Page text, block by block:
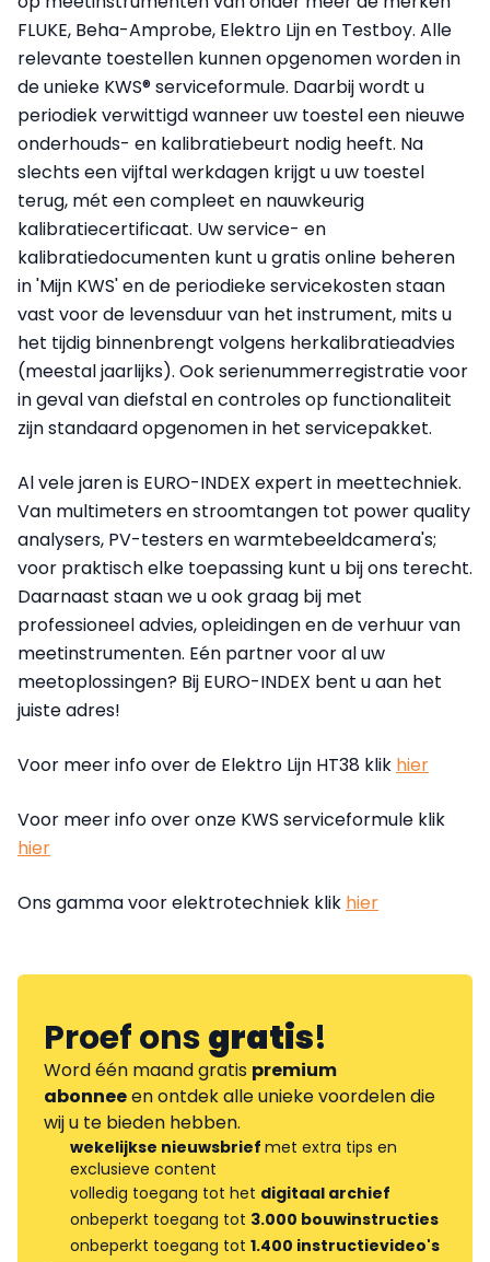
FLUKE, Beha-Amprobe, Elektro Lijn en Testboy. Alle
relevante toestellen kunnen opgenomen worden in
de unieke KWS® serviceformule. Daarbij wordt u
periodiek verwittigd wanneer uw toestel een nieuwe
onderhouds- en kalibratiebeurt nodig heeft. Na
slechts een vijftal werkdagen krijgt u uw toestel
terug, mét een compleet en nauwkeurig
kalibratiecertificaat. Uw service- en
kalibratiedocumenten kunt u gratis online beheren
in 'Mijn KWS' en de periodieke servicekosten staan
vast voor de levensduur van het instrument, mits u
het tijdig binnenbrengt volgens herkalibratieadvies
(meestal jaarlijks). Ook serienummerregistratie voor
in geval van diefstal en controles op functionaliteit
zijn standaard opgenomen in het servicepakket.
Al vele jaren is EURO-INDEX expert in meettechniek.
Van multimeters en stroomtangen tot power quality
analysers, PV-testers en warmtebeeldcamera's;
voor praktisch elke toepassing kunt u bij ons terecht.
Daarnaast staan we u ook graag bij met
professioneel advies, opleidingen en de verhuur van
meetinstrumenten. Eén partner voor al uw
meetoplossingen? Bij EURO-INDEX bent u aan het
juiste adres!
Voor meer info over de Elektro Lijn HT38 klik hier
Voor meer info over onze KWS serviceformule klik
hier
Ons gamma voor elektrotechniek klik hier
Proef onsgratis!
Word één maand gratis premium
abonneeen ontdek alle unieke voordelen die
wij u te bieden hebben.
wekelijkse nieuwsbrief met extra tips en
exclusieve content
volledig toegang tot het digitaal archief
onbeperkt toegang tot 3.000 bouwinstructies
onbeperkt toegang tot 1.400 instructievideo's